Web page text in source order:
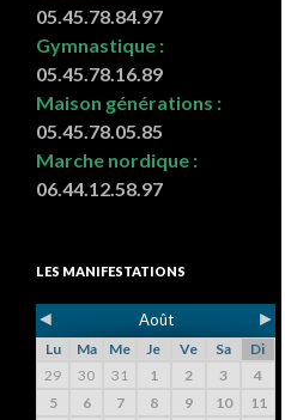
05.45.78.84.97
Gymnastique :
05.45.78.16.89
Maison générations :
05.45.78.05.85
Marche nordique :
06.44.12.58.97
LES MANIFESTATIONS
◄ Août ►
Lu Ma Me Je Ve Sa
Di
29
30 31 1 2 3
4
5
6 7 8 9 10
11